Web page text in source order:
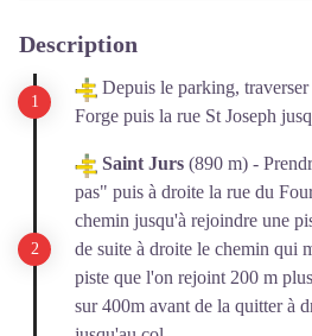
Description
Depuis le parking,
Forge puis la rue St Joseph
Saint Jurs (890 m) -
pas" puis à droite la rue du
chemin jusqu'à rejoindre une
de suite à droite le chemin qui
piste que l'on rejoint 200 m
sur 400m avant de la quitter à